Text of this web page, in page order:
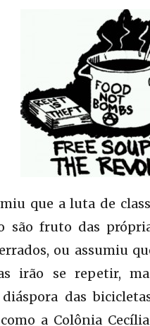
que a luta de
são fruto das
ou assumiu
irão se repetir,
das
a Colônia